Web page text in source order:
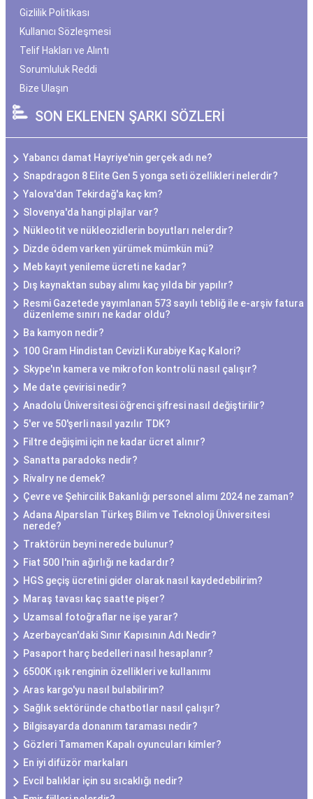
Gizlilik Politikası
Kullanıcı Sözleşmesi
Telif Hakları ve Alıntı
Sorumluluk Reddi
Bize Ulaşın
SON EKLENEN ŞARKI SÖZLERİ
Yabancı damat Hayriye'nin gerçek adı ne?
Snapdragon 8 Elite Gen 5 yonga seti özellikleri nelerdir?
Yalova'dan Tekirdağ'a kaç km?
Slovenya'da hangi plajlar var?
Nükleotit ve nükleozidlerin boyutları nelerdir?
Dizde ödem varken yürümek mümkün mü?
Meb kayıt yenileme ücreti ne kadar?
Dış kaynaktan subay alımı kaç yılda bir yapılır?
Resmi Gazetede yayımlanan 573 sayılı tebliğ ile e-arşiv fatura
düzenleme sınırı ne kadar oldu?
Ba kamyon nedir?
100 Gram Hindistan Cevizli Kurabiye Kaç Kalori?
Skype'ın kamera ve mikrofon kontrolü nasıl çalışır?
Me date çevirisi nedir?
Anadolu Üniversitesi öğrenci şifresi nasıl değiştirilir?
5'er ve 50'şerli nasıl yazılır TDK?
Filtre değişimi için ne kadar ücret alınır?
Sanatta paradoks nedir?
Rivalry ne demek?
Çevre ve Şehircilik Bakanlığı personel alımı 2024 ne zaman?
Adana Alparslan Türkeş Bilim ve Teknoloji Üniversitesi
nerede?
Traktörün beyni nerede bulunur?
Fiat 500 l'nin ağırlığı ne kadardır?
HGS geçiş ücretini gider olarak nasıl kaydedebilirim?
Maraş tavası kaç saatte pişer?
Uzamsal fotoğraflar ne işe yarar?
Azerbaycan'daki Sınır Kapısının Adı Nedir?
Pasaport harç bedelleri nasıl hesaplanır?
6500K ışık renginin özellikleri ve kullanımı
Aras kargo'yu nasıl bulabilirim?
Sağlık sektöründe chatbotlar nasıl çalışır?
Bilgisayarda donanım taraması nedir?
Gözleri Tamamen Kapalı oyuncuları kimler?
En iyi difüzör markaları
Evcil balıklar için su sıcaklığı nedir?